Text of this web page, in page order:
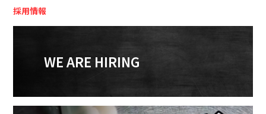
採用情報
WE ARE HIRING